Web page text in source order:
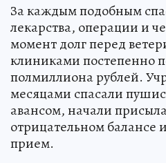
За каждым подобным
лекарства, операции и
момент долг перед
клиниками постепенно
полмиллиона рублей.
месяцами спасали
авансом, начали
отрицательном балансе
прием.